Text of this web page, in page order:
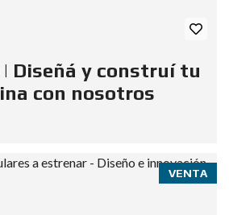
Diseñá y construí tu
con nosotros
VENTA